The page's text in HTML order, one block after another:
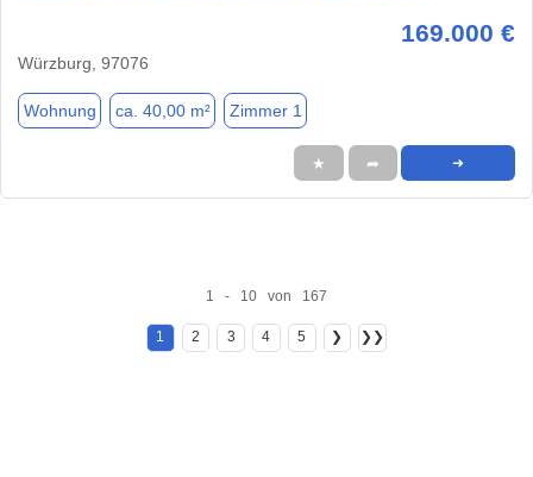
169.000 €
Würzburg, 97076
Wohnung ca. 40,00 m² Zimmer 1
★ ➦ ➜
1 - 10 von 167
1 2 3 4 5 ❯ ❯❯